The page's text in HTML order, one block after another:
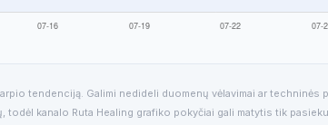
tendenciją. Galimi nedideli duomenų vėlavimai ar techninės
todėl kanalo Ruta Healing grafiko pokyčiai gali matytis tik